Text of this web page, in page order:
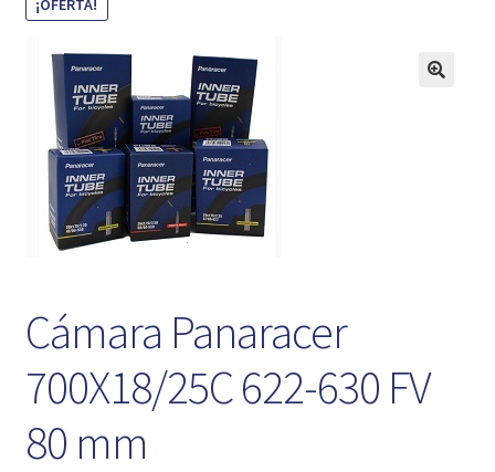
Mi cuenta
Contacto
¡OFERTA!
Cámara Panaracer
700X18/25C 622-630 FV
80 mm